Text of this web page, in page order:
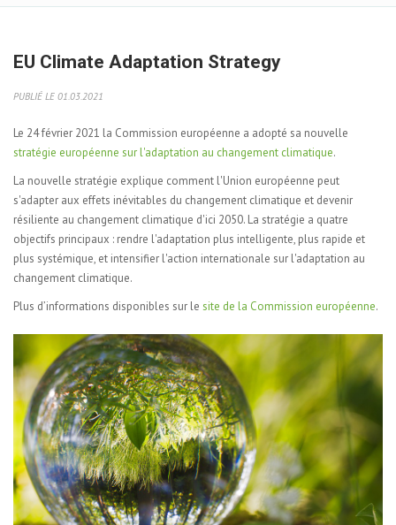
EU Climate Adaptation Strategy
PUBLIÉ LE 01.03.2021
Le 24 février 2021 la Commission européenne a adopté sa nouvelle
stratégie européenne sur l'adaptation au changement climatique.
La nouvelle stratégie explique comment l'Union européenne peut
s'adapter aux effets inévitables du changement climatique et devenir
résiliente au changement climatique d'ici 2050. La stratégie a quatre
objectifs principaux : rendre l'adaptation plus intelligente, plus rapide et
plus systémique, et intensifier l'action internationale sur l'adaptation au
changement climatique.
Plus d’informations disponibles sur le site de la Commission européenne.